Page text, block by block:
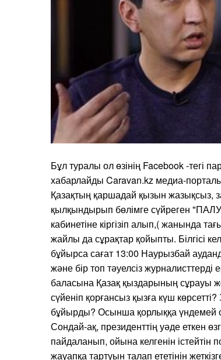
Бұл туралы ол өзінің Facebook -тегі
хабарлайды Caravan.kz медиа-
Қазақтың қаршадай қызын жазықсыз,
қылқындырып бөлімге сүйреген
кабинетіне кіргізіп алып,( жанында
жайлы да сұрақтар қойыпты. Білгісі
бұйырса сағат 13:00 Наурызбай
және бір топ тәуелсіз
баласына Қазақ қыздарының сұрауы
сүйеніп қорғансыз қызға күш
бұйырды? Осынша қорлыққа үндемей
Сондай-ақ, президенттің уәде еткен
пайдаланып, ойына келгенін
жауапқа тартуын талап ететінін